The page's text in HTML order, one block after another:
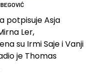
potpisuje Asja
Ler,
su Irmi Saje i Vanji
je Thomas